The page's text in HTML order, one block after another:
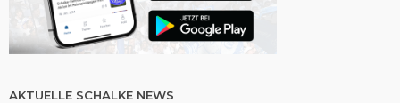
AKTUELLE SCHALKE NEWS